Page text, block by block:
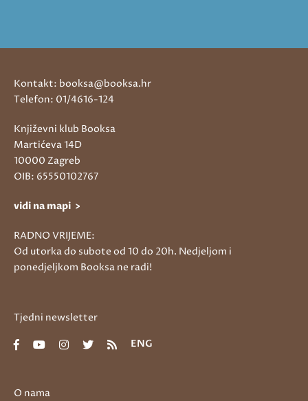
O nama
Kontakt: booksa@booksa.hr
Telefon: 01/4616-124
Književni klub Booksa
Martićeva 14D
10000 Zagreb
OIB: 65550102767
vidi na mapi >
RADNO VRIJEME:
Od utorka do subote od 10 do 20h. Nedjeljom i
ponedjeljkom Booksa ne radi!
Tjedni newsletter
ENG